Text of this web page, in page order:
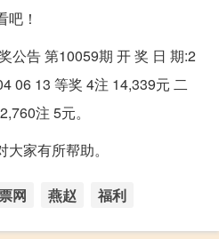
！
公告 第10059期 开 奖 日 期:2
06 13 等奖 4注 14,339元 二
注 5元。
家有所帮助。
网 燕赵 福利